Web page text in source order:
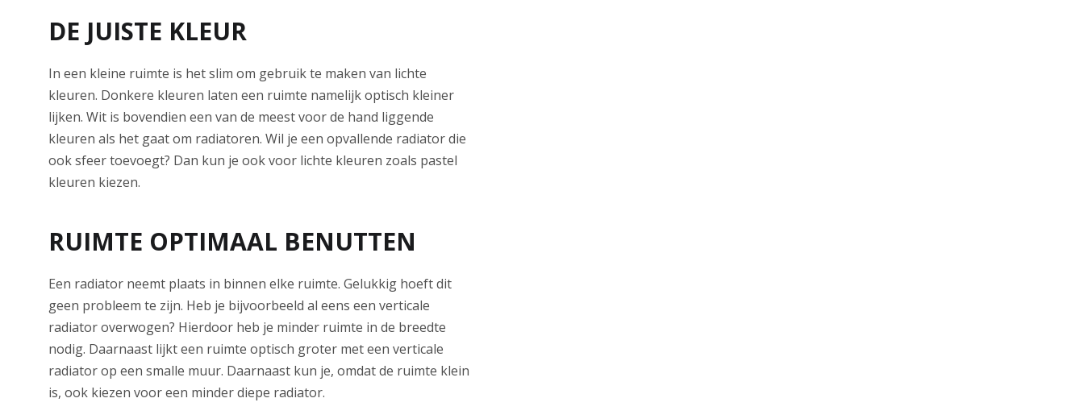
DE JUISTE KLEUR
In een kleine ruimte is het slim om gebruik te maken van lichte
kleuren. Donkere kleuren laten een ruimte namelijk optisch kleiner
lijken. Wit is bovendien een van de meest voor de hand liggende
kleuren als het gaat om radiatoren. Wil je een opvallende radiator die
ook sfeer toevoegt? Dan kun je ook voor lichte kleuren zoals pastel
kleuren kiezen.
RUIMTE OPTIMAAL BENUTTEN
Een radiator neemt plaats in binnen elke ruimte. Gelukkig hoeft dit
geen probleem te zijn. Heb je bijvoorbeeld al eens een verticale
radiator overwogen? Hierdoor heb je minder ruimte in de breedte
nodig. Daarnaast lijkt een ruimte optisch groter met een verticale
radiator op een smalle muur. Daarnaast kun je, omdat de ruimte klein
is, ook kiezen voor een minder diepe radiator.